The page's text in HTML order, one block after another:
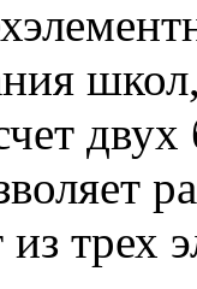
трех